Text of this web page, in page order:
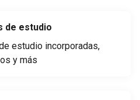
de estudio
estudio incorporadas,
y más